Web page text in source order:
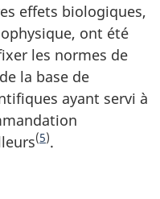
effets biologiques,
ont été
les normes de
la base de
ayant servi à
(5).